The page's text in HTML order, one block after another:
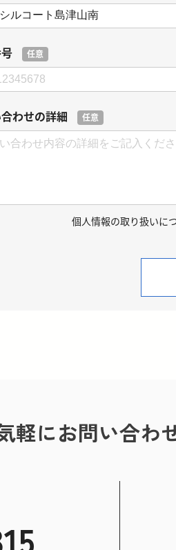
任意
わせの詳細 任意
個人情報の取り扱いに
軽にお問い合わ